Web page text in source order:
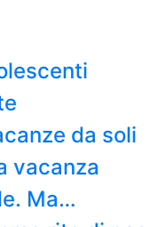
da soli
vacanza
Ma…